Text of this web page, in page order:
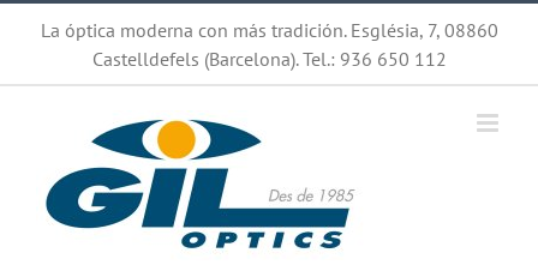
La óptica moderna con más tradición. Església, 7, 08860
Castelldefels (Barcelona). Tel.: 936 650 112